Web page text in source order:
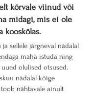
kõrvale viinud või
midagi, mis ei ole
kooskõlas.
ja sellele järgneval nädalal
maha istuda ning
olulised otsused.
nädalal kõige
nähtavale ainult